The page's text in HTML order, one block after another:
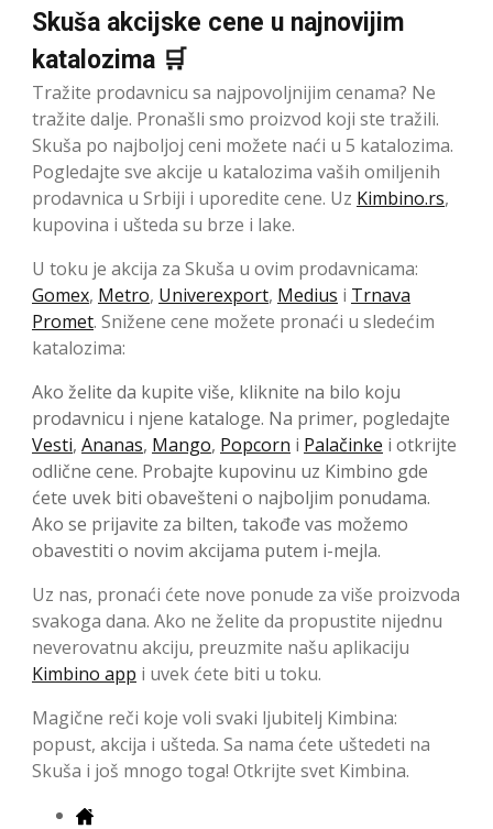
Skuša akcijske cene u najnovijim
katalozima 🛒
Tražite prodavnicu sa najpovoljnijim cenama? Ne
tražite dalje. Pronašli smo proizvod koji ste tražili.
Skuša po najboljoj ceni možete naći u 5 katalozima.
Pogledajte sve akcije u katalozima vaših omiljenih
prodavnica u Srbiji i uporedite cene. Uz Kimbino.rs,
kupovina i ušteda su brze i lake.
U toku je akcija za Skuša u ovim prodavnicama:
Gomex, Metro, Univerexport, Medius i Trnava
Promet. Snižene cene možete pronaći u sledećim
katalozima:
Ako želite da kupite više, kliknite na bilo koju
prodavnicu i njene kataloge. Na primer, pogledajte
Vesti, Ananas, Mango, Popcorn i Palačinke i otkrijte
odlične cene. Probajte kupovinu uz Kimbino gde
ćete uvek biti obavešteni o najboljim ponudama.
Ako se prijavite za bilten, takođe vas možemo
obavestiti o novim akcijama putem i-mejla.
Uz nas, pronaći ćete nove ponude za više proizvoda
svakoga dana. Ako ne želite da propustite nijednu
neverovatnu akciju, preuzmite našu aplikaciju
Kimbino app i uvek ćete biti u toku.
Magične reči koje voli svaki ljubitelj Kimbina:
popust, akcija i ušteda. Sa nama ćete uštedeti na
Skuša i još mnogo toga! Otkrijte svet Kimbina.